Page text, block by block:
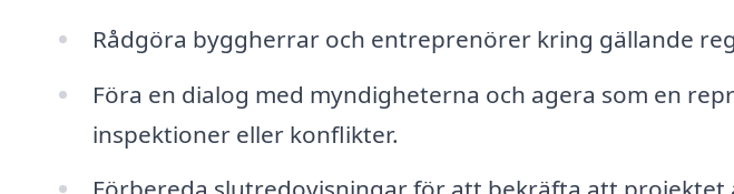
Rådgöra byggherrar och entreprenörer kring gällande
Föra en dialog med myndigheterna och agera som en
inspektioner eller konflikter.